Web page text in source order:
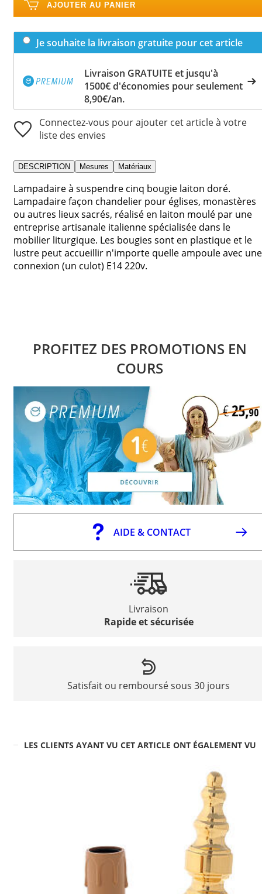
AJOUTER AU PANIER
Je souhaite la livraison gratuite pour cet article
Livraison GRATUITE et jusqu'à
1500€ d'économies pour seulement
8,90€/an.
Connectez-vous pour ajouter cet article à votre
liste des envies
DESCRIPTION Mesures Matériaux
Lampadaire à suspendre cinq bougie laiton doré.
Lampadaire façon chandelier pour églises, monastères
ou autres lieux sacrés, réalisé en laiton moulé par une
entreprise artisanale italienne spécialisée dans le
mobilier liturgique. Les bougies sont en plastique et le
lustre peut accueillir n'importe quelle ampoule avec une
connexion (un culot) E14 220v.
PROFITEZ DES PROMOTIONS EN
COURS
AIDE & CONTACT
Livraison
Rapide et sécurisée
Satisfait ou remboursé sous 30 jours
LES CLIENTS AYANT VU CET ARTICLE ONT ÉGALEMENT VU